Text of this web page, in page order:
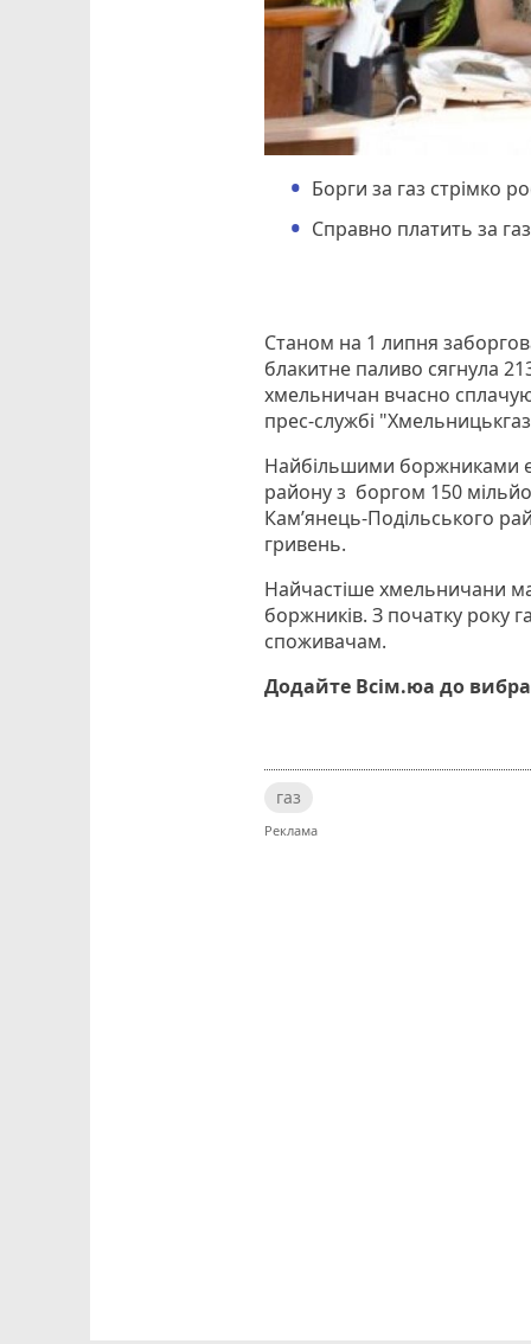
Борги за газ стрімко
Справно платить за
Станом на 1 липня
блакитне паливо сягнула
хмельничан вчасно
прес-службі
Найбільшими боржниками
району з боргом 150
Кам’янець-Подільського
гривень.
Найчастіше хмельничани
боржників. З початку року
споживачам.
Додайте Всім.юа до
газ